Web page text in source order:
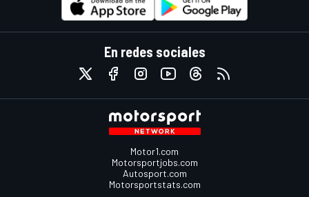
En redes sociales
Motor1.com
Motorsportjobs.com
Autosport.com
Motorsportstats.com